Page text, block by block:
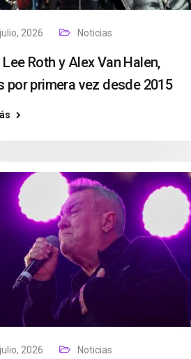
2026 Noticias
Lee Roth y Alex Van Halen,
por primera vez desde 2015
2026 Noticias